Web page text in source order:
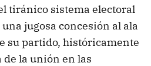
tiránico sistema electoral
jugosa concesión al ala
su partido, históricamente
la unión en las